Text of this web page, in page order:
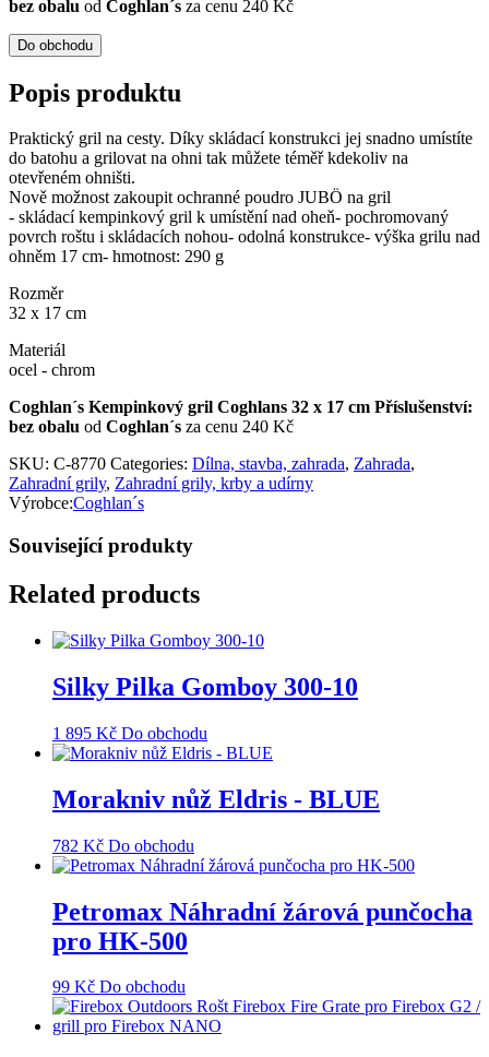
bez obalu od Coghlan´s za cenu 240 Kč
Do obchodu
Popis produktu
Praktický gril na cesty. Díky skládací konstrukci jej snadno umístíte
do batohu a grilovat na ohni tak můžete téměř kdekoliv na
otevřeném ohništi.
Nově možnost zakoupit ochranné poudro JUBÖ na gril
- skládací kempinkový gril k umístění nad oheň- pochromovaný
povrch roštu i skládacích nohou- odolná konstrukce- výška grilu nad
ohněm 17 cm- hmotnost: 290 g
Rozměr
32 x 17 cm
Materiál
ocel - chrom
Coghlan´s Kempinkový gril Coghlans 32 x 17 cm Příslušenství:
bez obalu od Coghlan´s za cenu 240 Kč
SKU: C-8770 Categories: Dílna, stavba, zahrada, Zahrada,
Zahradní grily, Zahradní grily, krby a udírny
Výrobce:Coghlan´s
Související produkty
Related products
Silky Pilka Gomboy 300-10
1 895 Kč Do obchodu
Morakniv nůž Eldris - BLUE
782 Kč Do obchodu
Petromax Náhradní žárová punčocha
pro HK-500
99 Kč Do obchodu